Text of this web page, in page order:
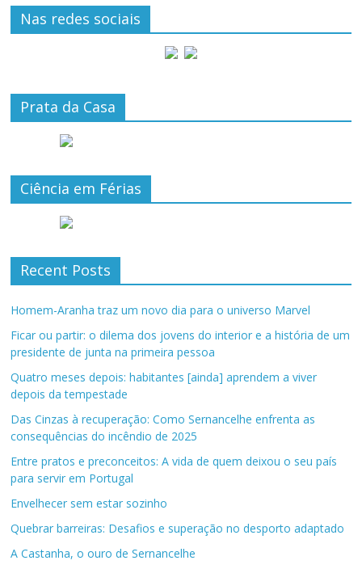
Nas redes sociais
Prata da Casa
Ciência em Férias
Recent Posts
Homem-Aranha traz um novo dia para o universo Marvel
Ficar ou partir: o dilema dos jovens do interior e a história de um
presidente de junta na primeira pessoa
Quatro meses depois: habitantes [ainda] aprendem a viver
depois da tempestade
Das Cinzas à recuperação: Como Sernancelhe enfrenta as
consequências do incêndio de 2025
Entre pratos e preconceitos: A vida de quem deixou o seu país
para servir em Portugal
Envelhecer sem estar sozinho
Quebrar barreiras: Desafios e superação no desporto adaptado
A Castanha, o ouro de Sernancelhe